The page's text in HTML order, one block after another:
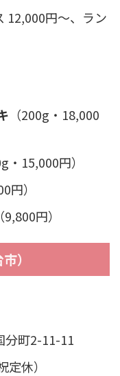
12,000円〜、ラン
（200g・18,000
・15,000円）
円）
（9,800円）
）
分町2-11-11
定休）